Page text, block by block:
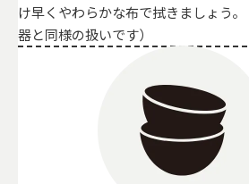
け早くやわらかな布で拭きましょう
器と同様の扱いです）